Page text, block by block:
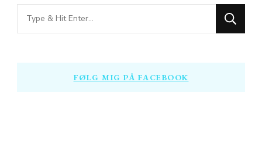
Looking
for
FØLG MIG PÅ FACEBOOK